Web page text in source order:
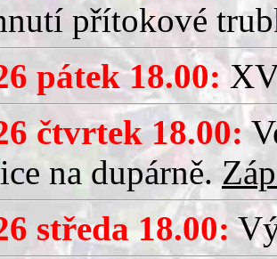
přítokové
pátek 18.00:
čtvrtek 18.00:
na dupárně.
středa 18.00: